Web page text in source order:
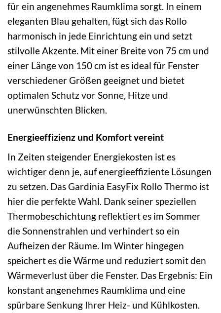
für ein angenehmes Raumklima sorgt. In einem
eleganten Blau gehalten, fügt sich das Rollo
harmonisch in jede Einrichtung ein und setzt
stilvolle Akzente. Mit einer Breite von 75 cm und
einer Länge von 150 cm ist es ideal für Fenster
verschiedener Größen geeignet und bietet
optimalen Schutz vor Sonne, Hitze und
unerwünschten Blicken.
Energieeffizienz und Komfort vereint
In Zeiten steigender Energiekosten ist es
wichtiger denn je, auf energieeffiziente Lösungen
zu setzen. Das Gardinia EasyFix Rollo Thermo ist
hier die perfekte Wahl. Dank seiner speziellen
Thermobeschichtung reflektiert es im Sommer
die Sonnenstrahlen und verhindert so ein
Aufheizen der Räume. Im Winter hingegen
speichert es die Wärme und reduziert somit den
Wärmeverlust über die Fenster. Das Ergebnis: Ein
konstant angenehmes Raumklima und eine
spürbare Senkung Ihrer Heiz- und Kühlkosten.